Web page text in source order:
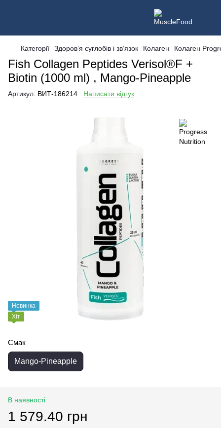
Категорії Здоров’я суглобів і зв’язок Колаген Колаген
Fish Collagen Peptides Verisol®F +
Biotin (1000 ml) , Mango-Pineapple
Артикул: ВИТ-186214 Написати відгук
Новинка
Хіт
Смак
Mango-Pineapple
В наявності
1 579.40 грн